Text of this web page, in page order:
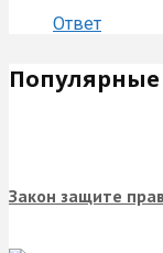
Ответ
Популярные
Закон защите